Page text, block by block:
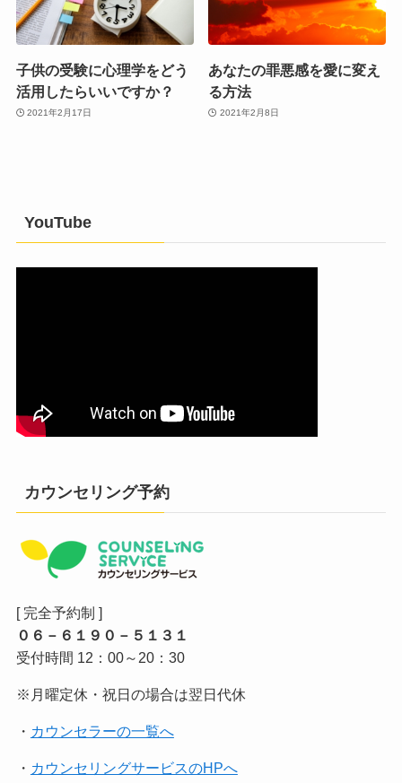
子供の受験に心理学をどう
活用したらいいですか？
2021年2月17日
あなたの罪悪感を愛に変え
る方法
2021年2月8日
YouTube
カウンセリング予約
[ 完全予約制 ]
０６－６１９０－５１３１
受付時間 12：00～20：30
※月曜定休・祝日の場合は翌日代休
・ カウンセラーの一覧へ
・ カウンセリングサービスのHPへ